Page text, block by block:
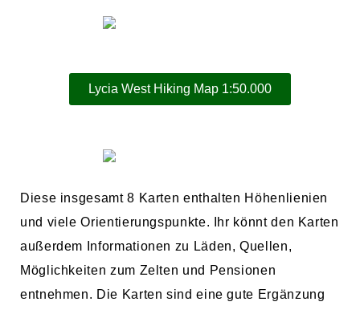
Lycia West Hiking Map 1:50.000
Diese insgesamt 8 Karten enthalten Höhenlienien
und viele Orientierungspunkte. Ihr könnt den Karten
außerdem Informationen zu Läden, Quellen,
Möglichkeiten zum Zelten und Pensionen
entnehmen. Die Karten sind eine gute Ergänzung